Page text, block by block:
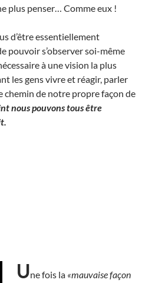
plus penser… Comme eux !
d’être essentiellement
pouvoir s’observer soi-même
à une vision la plus
les gens vivre et réagir, parler
chemin de notre propre façon de
nous pouvons tous être
Une fois la «mauvaise façon